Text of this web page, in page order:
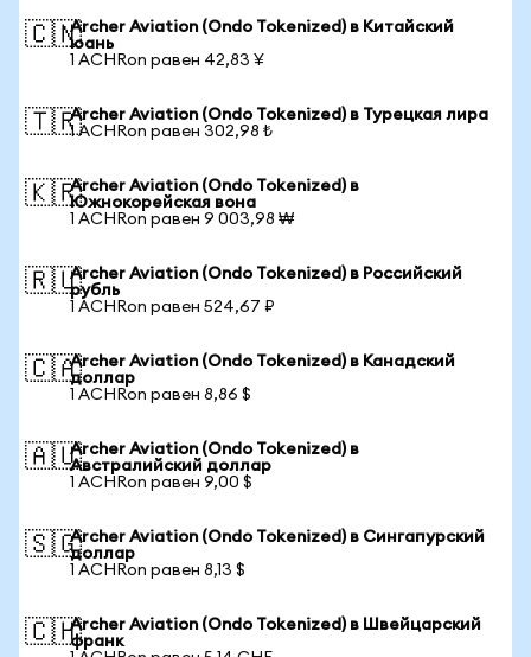
🇨🇳Archer Aviation (Ondo Tokenized) в Китайский
юань
1 ACHRon равен 42,83 ¥
🇹🇷Archer Aviation (Ondo Tokenized) в Турецкая лира
1 ACHRon равен 302,98 ₺
🇰🇷Archer Aviation (Ondo Tokenized) в
Южнокорейская вона
1 ACHRon равен 9 003,98 ₩
🇷🇺Archer Aviation (Ondo Tokenized) в Российский
рубль
1 ACHRon равен 524,67 ₽
🇨🇦Archer Aviation (Ondo Tokenized) в Канадский
доллар
1 ACHRon равен 8,86 $
🇦🇺Archer Aviation (Ondo Tokenized) в
Австралийский доллар
1 ACHRon равен 9,00 $
🇸🇬Archer Aviation (Ondo Tokenized) в Сингапурский
доллар
1 ACHRon равен 8,13 $
🇨🇭Archer Aviation (Ondo Tokenized) в Швейцарский
франк